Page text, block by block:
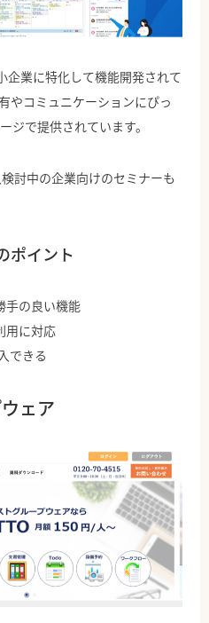
企業に特化して機能開発されて
やコミュニケーションにぴっ
ジで提供されています。
討中の企業向けのセミナーも
ポイント
手の良い機能
用に対応
できる
ェア